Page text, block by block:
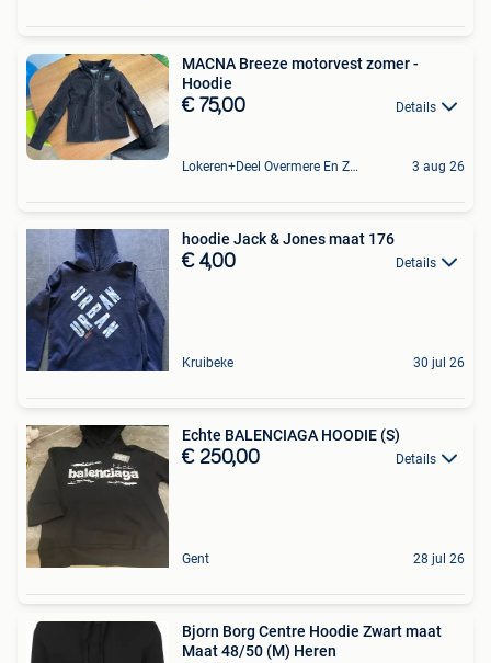
MACNA Breeze motorvest zomer -
Hoodie
€ 75,00 Details
Lokeren+Deel Overmere En Zele 3 aug 26
hoodie Jack & Jones maat 176
€ 4,00 Details
Kruibeke 30 jul 26
Echte BALENCIAGA HOODIE (S)
€ 250,00 Details
Gent 28 jul 26
Bjorn Borg Centre Hoodie Zwart maat
Maat 48/50 (M) Heren